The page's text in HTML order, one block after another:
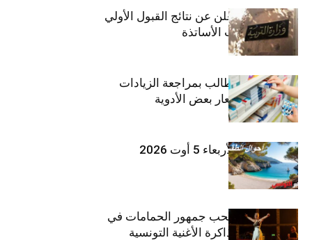
وزارة التربية تعلن عن نتائج القبول الأولي
لمناظرة انتداب الأساتذة
اتحاد الشغل يطالب بمراجعة الزيادات
الأخيرة في أسعار بعض الأدوية
طقس اليوم الأربعاء 5 أوت 2026
بثينة نابولي تصحب جمهور الحمامات في
“دوليشة” بين ذاكرة الأغنية التونسية